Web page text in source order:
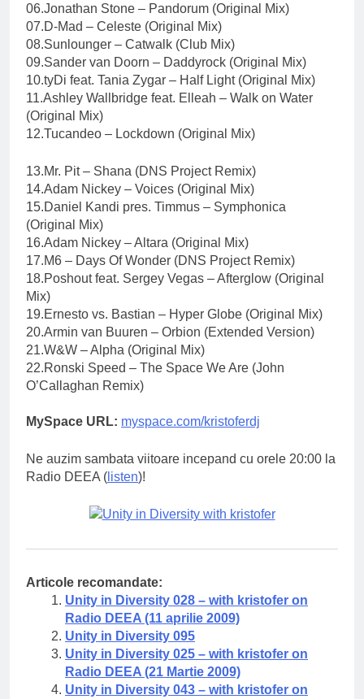
06.Jonathan Stone – Pandorum (Original Mix)
07.D-Mad – Celeste (Original Mix)
08.Sunlounger – Catwalk (Club Mix)
09.Sander van Doorn – Daddyrock (Original Mix)
10.tyDi feat. Tania Zygar – Half Light (Original Mix)
11.Ashley Wallbridge feat. Elleah – Walk on Water
(Original Mix)
12.Tucandeo – Lockdown (Original Mix)
13.Mr. Pit – Shana (DNS Project Remix)
14.Adam Nickey – Voices (Original Mix)
15.Daniel Kandi pres. Timmus – Symphonica
(Original Mix)
16.Adam Nickey – Altara (Original Mix)
17.M6 – Days Of Wonder (DNS Project Remix)
18.Poshout feat. Sergey Vegas – Afterglow (Original
Mix)
19.Ernesto vs. Bastian – Hyper Globe (Original Mix)
20.Armin van Buuren – Orbion (Extended Version)
21.W&W – Alpha (Original Mix)
22.Ronski Speed – The Space We Are (John
O’Callaghan Remix)
MySpace URL: myspace.com/kristoferdj
Ne auzim sambata viitoare incepand cu orele 20:00 la
Radio DEEA ( listen)!
Articole recomandate:
Unity in Diversity 028 – with kristofer on
Radio DEEA (11 aprilie 2009)
Unity in Diversity 095
Unity in Diversity 025 – with kristofer on
Radio DEEA (21 Martie 2009)
Unity in Diversity 043 – with kristofer on